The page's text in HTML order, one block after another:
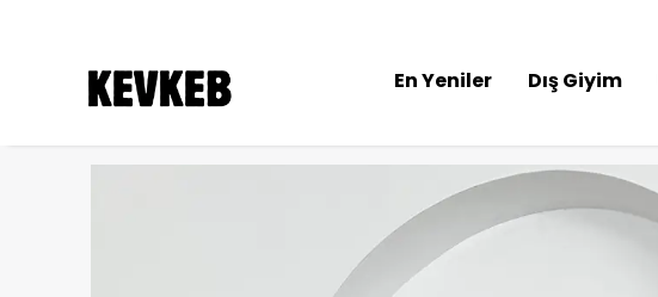
En Yeniler Dış Giyim